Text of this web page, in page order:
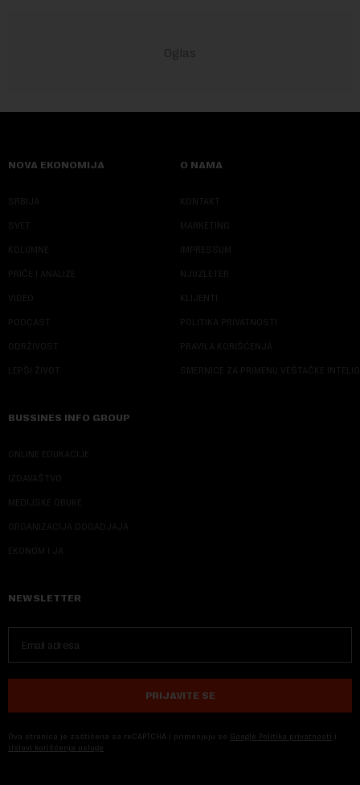
NOVA EKONOMIJA
SRBIJA
SVET
KOLUMNE
PRIČE I ANALIZE
VIDEO
PODCAST
ODRŽIVOST
LEPŠI ŽIVOT
O NAMA
KONTAKT
MARKETING
IMPRESSUM
NJUZLETER
KLIJENTI
POLITIKA PRIVATNOSTI
PRAVILA KORIŠĆENJA
SMERNICE ZA PRIMENU VEŠTAČKE
BUSSINES INFO GROUP
ONLINE EDUKACIJE
IZDAVAŠTVO
MEDIJSKE OBUKE
ORGANIZACIJA DOGADJAJA
EKONOM I JA
NEWSLETTER
PRIJAVITE SE
Ova stranica je zaštićena sa reCAPTCHA i primenjuju se Google Politika privatnosti i
Uslovi korišćenja usluge